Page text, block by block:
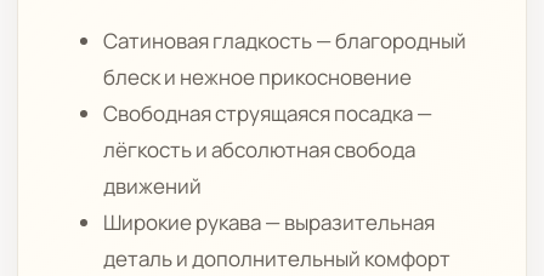
Сатиновая гладкость — благородный
блеск и нежное прикосновение
Свободная струящаяся посадка —
лёгкость и абсолютная свобода
движений
Широкие рукава — выразительная
деталь и дополнительный комфорт